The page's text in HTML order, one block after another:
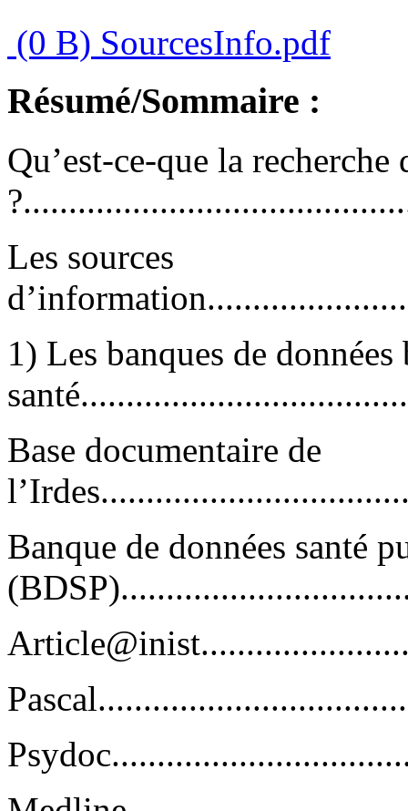
(0 B) SourcesInfo.pdf
Résumé/Sommaire :
Qu’est-ce-que la recherche
Les sources
1) Les banques de
Base documentaire de
Banque de données santé